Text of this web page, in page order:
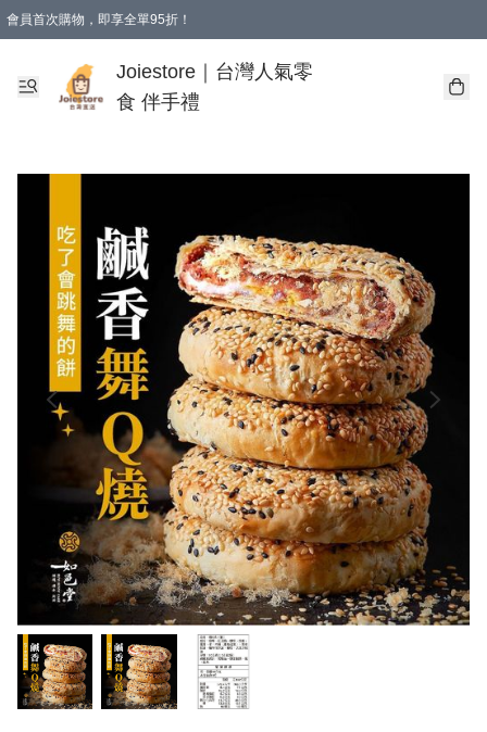
會員首次購物，即享全單95折！
購物滿 HKD 350.00即享免運費優惠！（適用於 本地送貨、本地取貨 )
Joiestore｜台灣人氣零
食 伴手禮